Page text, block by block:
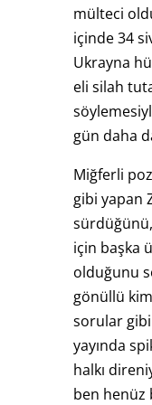
mülteci
içinde 34
Ukrayna
eli silah
gün daha
Miğferli
gibi yapan
için başka
olduğunu
gönüllü
sorular gibi
yayında
halkı
ben